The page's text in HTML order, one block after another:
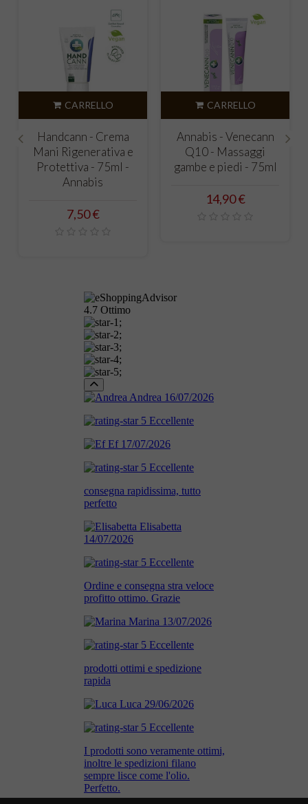
CARRELLO
Handcann - Crema
Mani Rigenerativa e
Protettiva - 75ml -
Annabis
Prezzo
7,50 €
CARRELLO
Annabis - Venecann
Q10 - Massaggi
gambe e piedi - 75ml
Prezzo
14,90 €